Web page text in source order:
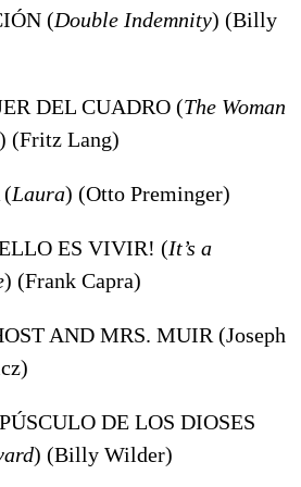
(Double Indemnity) (Billy
DEL CUADRO (The Woman
) (Fritz Lang)
(Laura) (Otto Preminger)
ES VIVIR! (It’s a
) (Frank Capra)
AND MRS. MUIR (Joseph
DE LOS DIOSES
) (Billy Wilder)